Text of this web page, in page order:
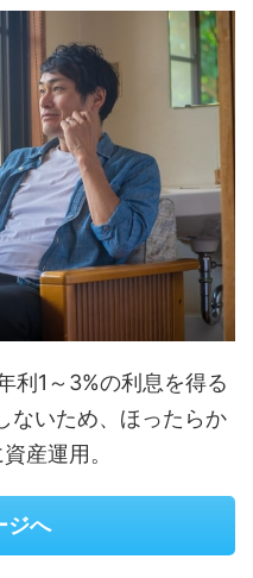
利1～3%の利息を得る
ないため、ほったらか
産運用。
ジへ